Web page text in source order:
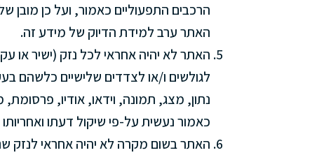
הרכבים התפעוליים כאמור, ועל כן מובן
האתר ערב למידת הדיוק של מידע זה.
האתר לא יהיה אחראי לכל נזק (ישיר או
לגולשים ו/או לצדדים שלישיים כלשהם
נתון, מצג, תמונה, וידאו, אודיו,
כאמור נעשית על-פי שיקול דעתו
האתר בשום מקרה לא יהיה אחראי לנזק